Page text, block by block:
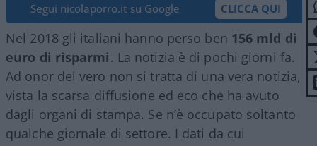
Segui nicolaporro.it su Google CLICCA QUI
Nel 2018 gli italiani hanno perso ben 156 mld di
euro di risparmi. La notizia è di pochi giorni fa.
Ad onor del vero non si tratta di una vera notizia,
vista la scarsa diffusione ed eco che ha avuto
dagli organi di stampa. Se n’è occupato soltanto
qualche giornale di settore. I dati da cui